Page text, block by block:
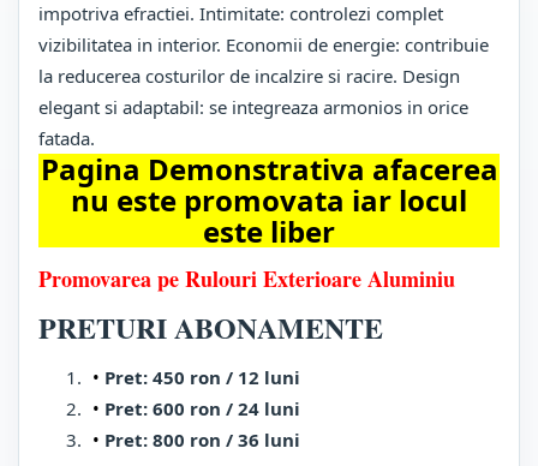
impotriva efractiei. Intimitate: controlezi complet
vizibilitatea in interior. Economii de energie: contribuie
la reducerea costurilor de incalzire si racire. Design
elegant si adaptabil: se integreaza armonios in orice
fatada.
Pagina Demonstrativa afacerea
nu este promovata iar locul
este liber
Promovarea pe Rulouri Exterioare Aluminiu
PRETURI ABONAMENTE
Pret: 450 ron / 12 luni
Pret: 600 ron / 24 luni
Pret: 800 ron / 36 luni